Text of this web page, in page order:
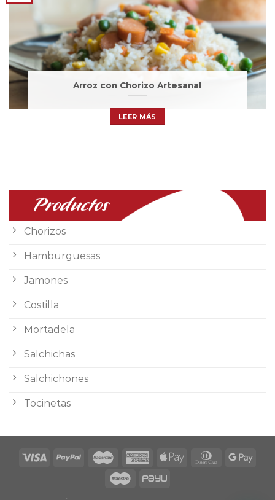
Arroz con Chorizo Artesanal
LEER MÁS
Productos
Chorizos
Hamburguesas
Jamones
Costilla
Mortadela
Salchichas
Salchichones
Tocinetas